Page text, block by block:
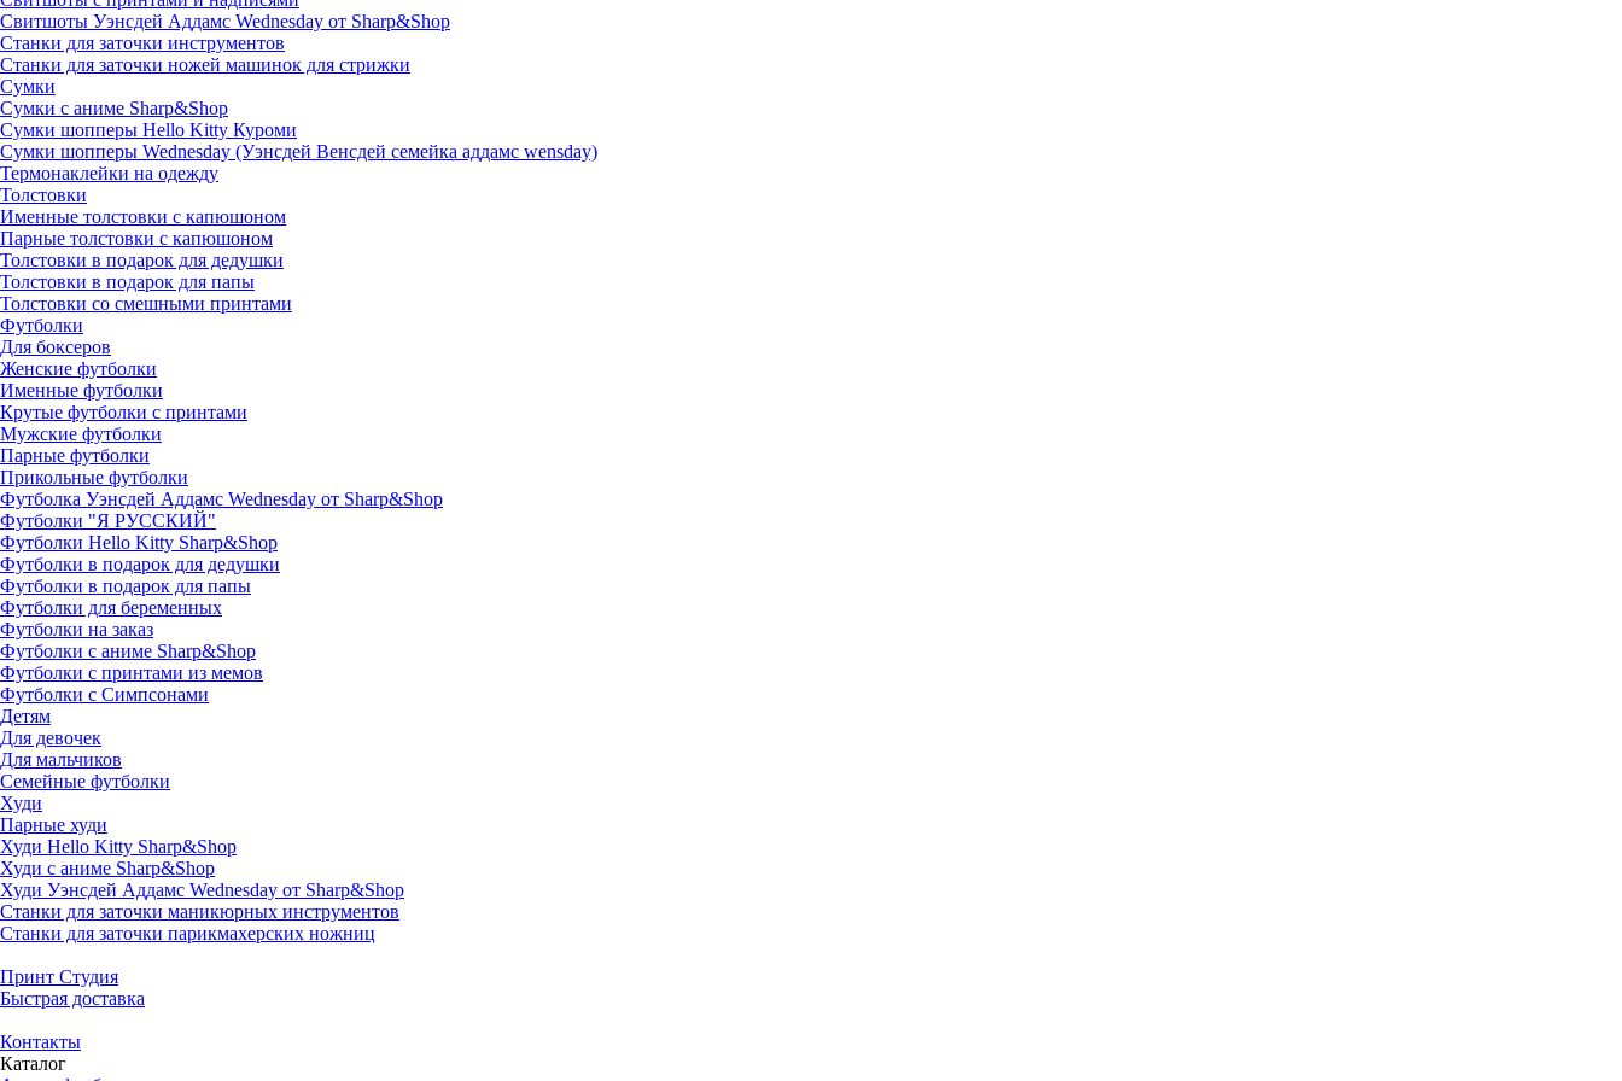
Свитшоты Уэнсдей Аддамс Wednesday от Sharp&Shop
Станки для заточки инструментов
Станки для заточки ножей машинок для стрижки
Сумки
Сумки с аниме Sharp&Shop
Сумки шопперы Hello Kitty Куроми
Сумки шопперы Wednesday (Уэнсдей Венсдей семейка аддамс wensday)
Термонаклейки на одежду
Толстовки
Именные толстовки с капюшоном
Парные толстовки с капюшоном
Толстовки в подарок для дедушки
Толстовки в подарок для папы
Толстовки со смешными принтами
Футболки
Для боксеров
Женские футболки
Именные футболки
Крутые футболки с принтами
Мужские футболки
Парные футболки
Прикольные футболки
Футболка Уэнсдей Аддамс Wednesday от Sharp&Shop
Футболки "Я РУССКИЙ"
Футболки Hello Kitty Sharp&Shop
Футболки в подарок для дедушки
Футболки в подарок для папы
Футболки для беременных
Футболки на заказ
Футболки с аниме Sharp&Shop
Футболки с принтами из мемов
Футболки с Симпсонами
Детям
Для девочек
Для мальчиков
Семейные футболки
Худи
Парные худи
Худи Hello Kitty Sharp&Shop
Худи с аниме Sharp&Shop
Худи Уэнсдей Аддамс Wednesday от Sharp&Shop
Станки для заточки маникюрных инструментов
Станки для заточки парикмахерских ножниц
Принт Студия
Быстрая доставка
Контакты
Каталог